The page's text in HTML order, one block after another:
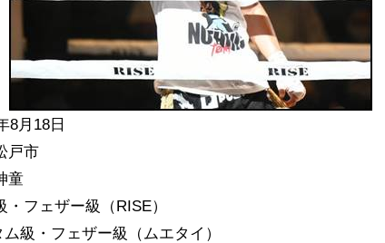
8月18日
戸市
童
・フェザー級（RISE）
級・フェザー級（ムエタイ）